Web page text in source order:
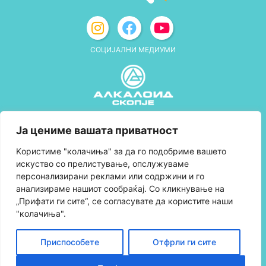
Ја цениме вашата приватност
Kористиме "колачиња" за да го подобриме вашето
искуство со прелистување, опслужуваме
персонализирани реклами или содржини и го
анализираме нашиот сообраќај. Со кликнување на
„Прифати ги сите“, се согласувате да користите наши
"колачиња".
Приспособете Отфрли ги сите
СОЦИЈАЛНИ МЕДИУМИ
Правила и услови за користење
Политика за колачиња
Правила за учество во програмата за
лојалност и политика за собирање поени
Контактирајте нè